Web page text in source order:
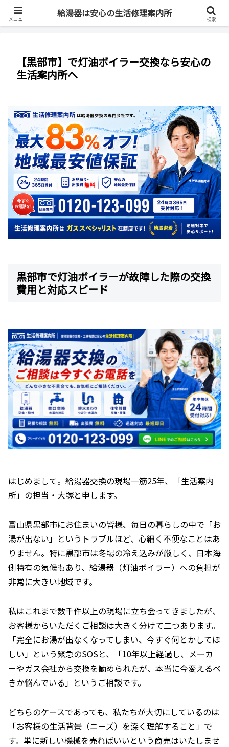
最短即日・全国対応・最大83%OFF
【黒部市】で灯油ボイラー交換なら安心の
生活案内所へ
黒部市で灯油ボイラーが故障した際の交換
費用と対応スピード
はじめまして。給湯器交換の現場一筋25年、「生活案内
所」の担当・大塚と申します。
富山県黒部市にお住まいの皆様、毎日の暮らしの中で「お
湯が出ない」というトラブルほど、心細く不便なことはあ
りません。特に黒部市は冬場の冷え込みが厳しく、日本海
側特有の気候もあり、給湯器（灯油ボイラー）への負担が
非常に大きい地域です。
私はこれまで数千件以上の現場に立ち会ってきましたが、
お客様からいただくご相談は大きく分けて二つあります。
「完全にお湯が出なくなってしまい、今すぐ何とかしてほ
しい」という緊急のSOSと、「10年以上経過し、メーカ
ーやガス会社から交換を勧められたが、本当に今変えるべ
きか悩んでいる」というご相談です。
どちらのケースであっても、私たちが大切にしているのは
「お客様の生活背景（ニーズ）を深く理解すること」で
す。単に新しい機械を売ればいいという商売はいたしませ
メニュー
給湯器は安心の生活修理案内所
検索